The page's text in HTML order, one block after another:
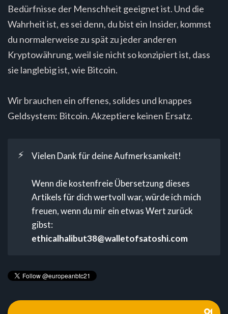
Bedürfnisse der Menschheit geeignet ist. Und die
Wahrheit ist, es sei denn, du bist ein Insider, kommst
du normalerweise zu spät zu jeder anderen
Kryptowährung, weil sie nicht so konzipiert ist, dass
sie langlebig ist, wie Bitcoin.
Wir brauchen ein offenes, solides und knappes
Geldsystem: Bitcoin. Akzeptiere keinen Ersatz.
⚡ Vielen Dank für deine Aufmerksamkeit!
Wenn die kostenfreie Übersetzung dieses
Artikels für dich wertvoll war, würde ich mich
freuen, wenn du mir ein etwas Wert zurück
gibst:
ethicalhalibut38@walletofsatoshi.com